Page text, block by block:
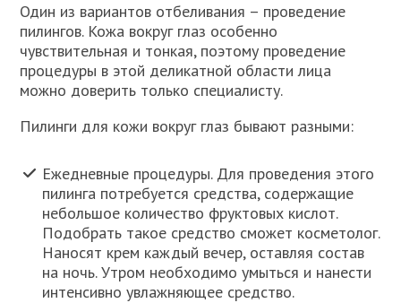
Один из вариантов отбеливания – проведение
пилингов. Кожа вокруг глаз особенно
чувствительная и тонкая, поэтому проведение
процедуры в этой деликатной области лица
можно доверить только специалисту.
Пилинги для кожи вокруг глаз бывают разными:
Ежедневные процедуры. Для проведения этого
пилинга потребуется средства, содержащие
небольшое количество фруктовых кислот.
Подобрать такое средство сможет косметолог.
Наносят крем каждый вечер, оставляя состав
на ночь. Утром необходимо умыться и нанести
интенсивно увлажняющее средство.